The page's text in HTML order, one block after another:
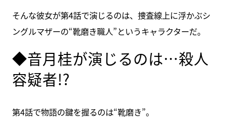
そんな彼女が第4話で演じるのは、捜査線上に浮かぶシ
ングルマザーの“靴磨き職人”というキャラクターだ。
◆音月桂が演じるのは…殺人
容疑者!?
第4話で物語の鍵を握るのは“靴磨き”。